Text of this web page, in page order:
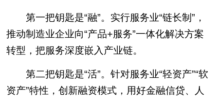
第一把钥匙是“融”。实行服务业“链长制”，
推动制造业企业向“产品+服务”一体化解决方案
转型，把服务深度嵌入产业链。
第二把钥匙是“活”。针对服务业“轻资产”“软
资产”特性，创新融资模式，用好金融信贷、人